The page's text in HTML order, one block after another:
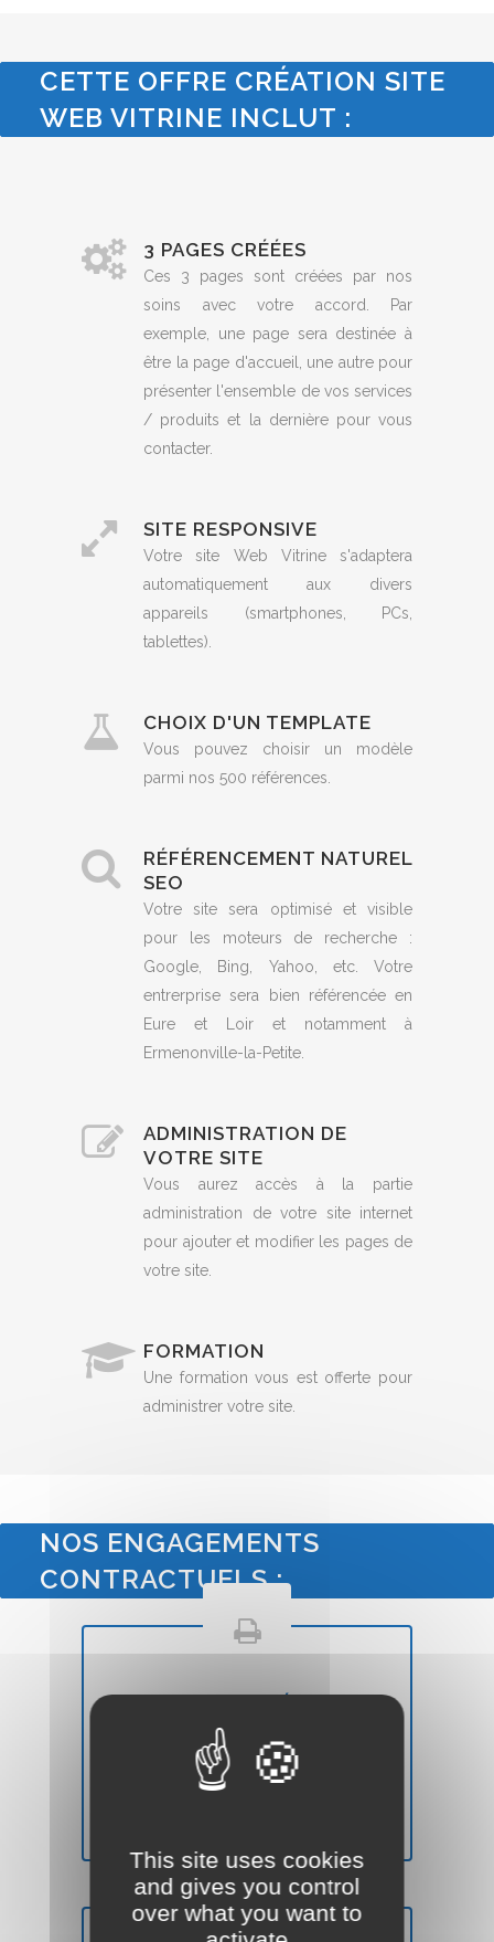
CETTE OFFRE CRÉATION SITE
WEB VITRINE INCLUT :
3 PAGES CRÉÉES
Ces 3 pages sont créées par nos
soins avec votre accord. Par
exemple, une page sera destinée à
être la page d'accueil, une autre pour
présenter l'ensemble de vos services
/ produits et la dernière pour vous
contacter.
SITE RESPONSIVE
Votre site Web Vitrine s'adaptera
automatiquement aux divers
appareils (smartphones, PCs,
tablettes).
CHOIX D'UN TEMPLATE
Vous pouvez choisir un modèle
parmi nos 500 références.
RÉFÉRENCEMENT NATUREL
SEO
Votre site sera optimisé et visible
pour les moteurs de recherche :
Google, Bing, Yahoo, etc. Votre
entrerprise sera bien référencée en
Eure et Loir et notamment à
Ermenonville-la-Petite.
ADMINISTRATION DE
VOTRE SITE
Vous aurez accès à la partie
administration de votre site internet
pour ajouter et modifier les pages de
votre site.
FORMATION
Une formation vous est offerte pour
administrer votre site.
NOS ENGAGEMENTS
CONTRACTUELS :
Votre site Internet Vitrine sera de
etmoderne(Voir nos
This site uses cookies
and gives you control
over what you want to